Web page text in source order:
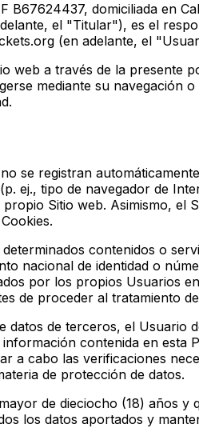
B67624437, domiciliada en
el "Titular"), es el
(en adelante, el
web a través de la presente
mediante su navegación
se registran
ej., tipo de navegador de
Sitio web. Asimismo,
contenidos o
nacional de identidad o
por los propios Usuarios
de proceder al tratamiento
datos de terceros, el
contenida en
a cabo las verificaciones
de protección de datos.
de dieciocho (18) años
los datos aportados y